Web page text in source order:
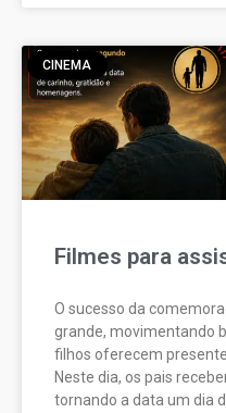
CINEMA
Filmes para
O sucesso da
grande, movimentando
filhos oferecem
Neste dia, os pais
tornando a data um dia